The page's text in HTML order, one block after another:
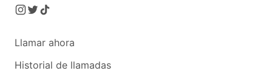
Llamar ahora
Historial de llamadas